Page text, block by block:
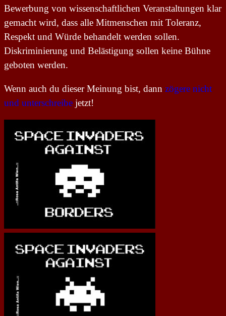
Bewerbung von wissenschaftlichen Veranstaltungen klar
gemacht wird, dass alle Mitmenschen mit Toleranz,
Respekt und Würde behandelt werden sollen.
Diskriminierung und Belästigung sollen keine Bühne
geboten werden.
Wenn auch du dieser Meinung bist, dann zögere nicht
und unterschreibe jetzt!